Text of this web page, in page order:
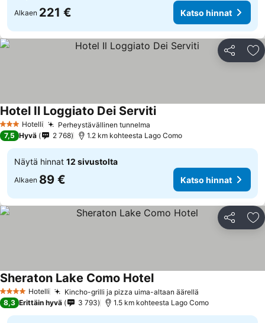
Alkaen 221 € Katso hinnat
Jaa
3 Tähtiluokitus
Hotelli Perheystävällinen tunnelma
Hotel Il Loggiato Dei Serviti
7,5 Hyvä 2 768 1.2 km kohteesta Lago Como
Näytä hinnat 12 sivustolta
Alkaen 89 € Katso hinnat
Jaa
4 Tähtiluokitus
Hotelli Kincho-grilli ja pizza uima-altaan äärellä
Sheraton Lake Como Hotel
8,3 Erittäin hyvä 3 793 1.5 km kohteesta Lago Como